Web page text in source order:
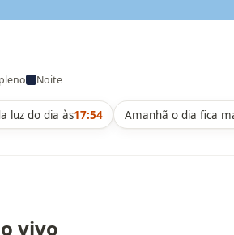
Noite
luz do dia às17:54 Amanhã o dia fica
vivo